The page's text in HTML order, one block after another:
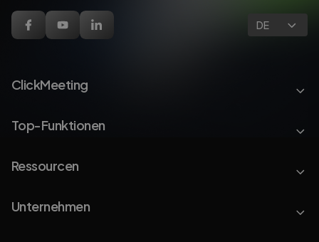
DE
ClickMeeting
Top-Funktionen
Ressourcen
Unternehmen